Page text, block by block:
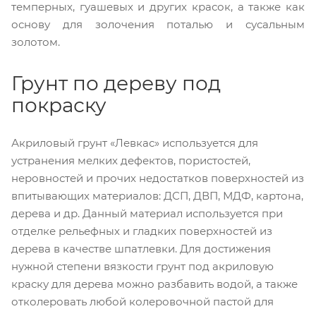
темперных, гуашевых и других красок, а также как
основу для золочения поталью и сусальным
золотом.
Грунт по дереву под
покраску
Акриловый грунт «Левкас» используется для
устранения мелких дефектов, пористостей,
неровностей и прочих недостатков поверхностей из
впитывающих материалов: ДСП, ДВП, МДФ, картона,
дерева и др. Данный материал используется при
отделке рельефных и гладких поверхностей из
дерева в качестве шпатлевки. Для достижения
нужной степени вязкости грунт под акриловую
краску для дерева можно разбавить водой, а также
отколеровать любой колеровочной пастой для